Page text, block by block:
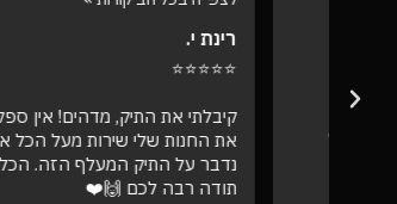
קיבלתי את התיק, מדהים! אין ספק שמצאתי
את החנות שלי שירות מעל הכל אצלי, ושלא
נדבר על התיק המעלף הזה. הכל מדויק
תודה רבה לכם 🙌❤️